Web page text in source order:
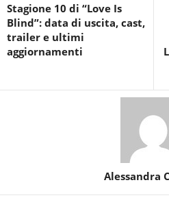
Stagione 10 di “Love Is
Blind”: data di uscita, cast,
trailer e ultimi
aggiornamenti
Alessandra